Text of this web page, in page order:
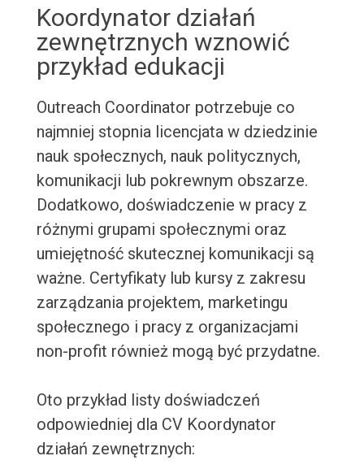
Koordynator działań
zewnętrznych wznowić
przykład edukacji
Outreach Coordinator potrzebuje co
najmniej stopnia licencjata w dziedzinie
nauk społecznych, nauk politycznych,
komunikacji lub pokrewnym obszarze.
Dodatkowo, doświadczenie w pracy z
różnymi grupami społecznymi oraz
umiejętność skutecznej komunikacji są
ważne. Certyfikaty lub kursy z zakresu
zarządzania projektem, marketingu
społecznego i pracy z organizacjami
non-profit również mogą być przydatne.
Oto przykład listy doświadczeń
odpowiedniej dla CV Koordynator
działań zewnętrznych: